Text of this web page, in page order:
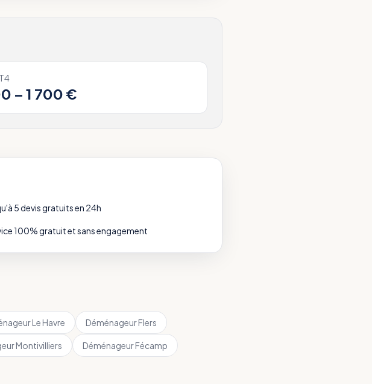
– 1 700 €
5 devis gratuits en 24h
100% gratuit et sans engagement
Le Havre DéménageurFlers
Montivilliers DéménageurFécamp